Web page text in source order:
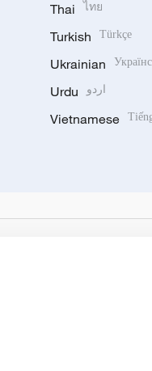
Thai ไทย
Turkish Türkçe
Ukrainian
Urdu اردو
Vietnamese